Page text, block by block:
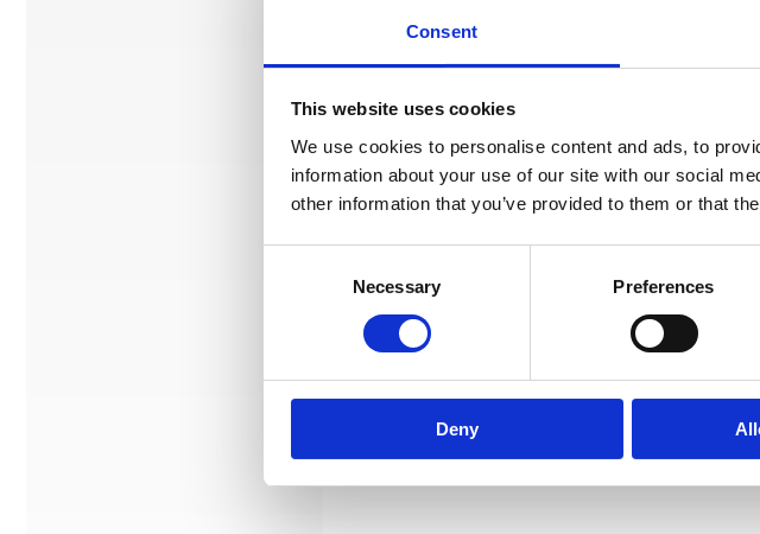
Consent
This website uses cookies
We use cookies to personalise content and ads, to
information about your use of our site with our social
other information that you’ve provided to them or that
Necessary Preferences
Deny
DBVox A9524D/UNIV/ 40200
Köp
Axton
mfl. Passar